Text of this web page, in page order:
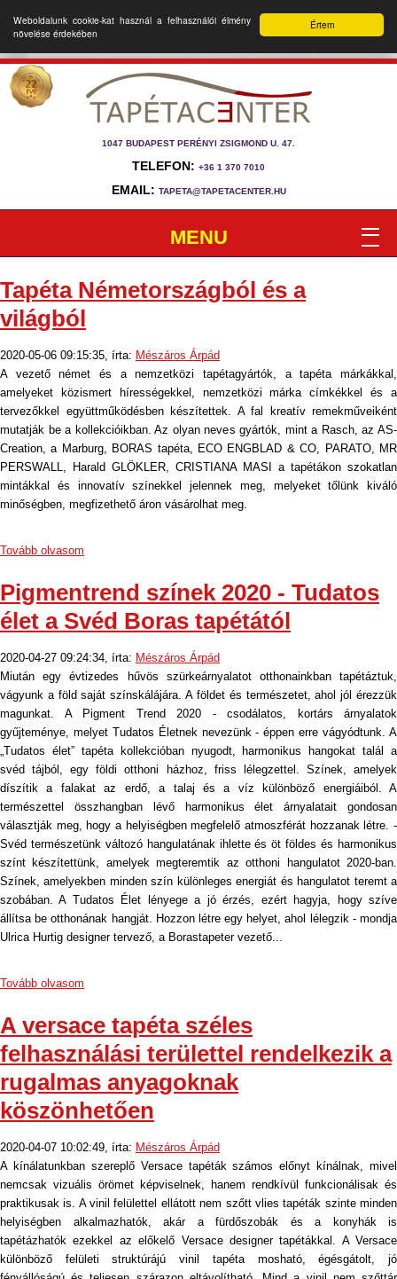
Értem
Weboldalunk cookie-kat használ a felhasználói élmény
növelése érdekében
1047 BUDAPEST PERÉNYI ZSIGMOND U. 47.
TELEFON: +36 1 370 7010
EMAIL: TAPETA@TAPETACENTER.HU
MENU
Tapéta Németországból és a
világból
2020-05-06 09:15:35, írta: Mészáros Árpád
A vezető német és a nemzetközi tapétagyártók, a tapéta márkákkal,
amelyeket közismert hírességekkel, nemzetközi márka címkékkel és a
tervezőkkel együttműködésben készítettek. A fal kreatív remekműveiként
mutatják be a kollekcióikban. Az olyan neves gyártók, mint a Rasch, az AS-
Creation, a Marburg, BORAS tapéta, ECO ENGBLAD & CO, PARATO, MR
PERSWALL, Harald GLÖKLER, CRISTIANA MASI a tapétákon szokatlan
mintákkal és innovatív színekkel jelennek meg, melyeket tőlünk kiváló
minőségben, megfizethető áron vásárolhat meg.
Tovább olvasom
Pigmentrend színek 2020 - Tudatos
élet a Svéd Boras tapétától
2020-04-27 09:24:34, írta: Mészáros Árpád
Miután egy évtizedes hűvös szürkeárnyalatot otthonainkban tapétáztuk,
vágyunk a föld saját színskálájára. A földet és természetet, ahol jól érezzük
magunkat. A Pigment Trend 2020 - csodálatos, kortárs árnyalatok
gyűjteménye, melyet Tudatos Életnek nevezünk - éppen erre vágyódtunk. A
„Tudatos élet” tapéta kollekcióban nyugodt, harmonikus hangokat talál a
svéd tájból, egy földi otthoni házhoz, friss lélegzettel. Színek, amelyek
díszítik a falakat az erdő, a talaj és a víz különböző energiáiból. A
természettel összhangban lévő harmonikus élet árnyalatait gondosan
választják meg, hogy a helyiségben megfelelő atmoszférát hozzanak létre. -
Svéd természetünk változó hangulatának ihlette és öt földes és harmonikus
színt készítettünk, amelyek megteremtik az otthoni hangulatot 2020-ban.
Színek, amelyekben minden szín különleges energiát és hangulatot teremt a
szobában. A Tudatos Élet lényege a jó érzés, ezért hagyja, hogy szíve
állítsa be otthonának hangját. Hozzon létre egy helyet, ahol lélegzik - mondja
Ulrica Hurtig designer tervező, a Borastapeter vezető...
Tovább olvasom
A versace tapéta széles
felhasználási területtel rendelkezik a
rugalmas anyagoknak
köszönhetően
2020-04-07 10:02:49, írta: Mészáros Árpád
A kínálatunkban szereplő Versace tapéták számos előnyt kínálnak, mivel
nemcsak vizuális örömet képviselnek, hanem rendkívül funkcionálisak és
praktikusak is. A vinil felülettel ellátott nem szőtt vlies tapéták szinte minden
helyiségben alkalmazhatók, akár a fürdőszobák és a konyhák is
tapétázhatók ezekkel az előkelő Versace designer tapétákkal. A Versace
különböző felületi struktúrájú vinil tapéta mosható, égésgátolt, jó